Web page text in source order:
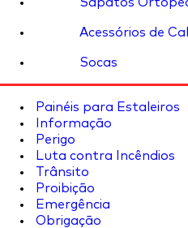
Acessórios de
Socas
Painéis para Estaleiros
Informação
Perigo
Luta contra Incêndios
Trânsito
Proibição
Emergência
Obrigação